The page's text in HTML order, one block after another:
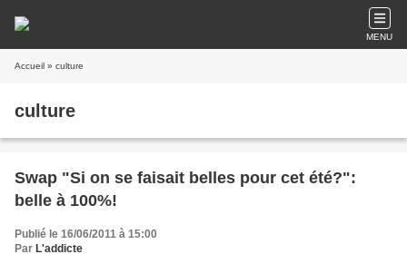
MENU
Accueil » culture
culture
Swap "Si on se faisait belles pour cet été?":
belle à 100%!
Publié le 16/06/2011 à 15:00
Par L'addicte